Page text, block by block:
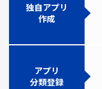
独自アプリ
作成
アプリ
分類登録